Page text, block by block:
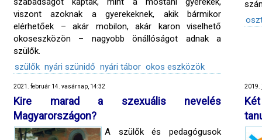
viszont azoknak a gyerekeknek, akik bármikor
elérhetőek – akár mobilon, akár karon viselhető
okoseszközön – nagyobb önállóságot adnak a
szülők.
szülők nyári szünidő nyári tábor okos eszközök
2021. február 14. vasárnap, 14:32
Kire marad a szexuális nevelés
Magyarországon?
A szülők és pedagógusok
2019.